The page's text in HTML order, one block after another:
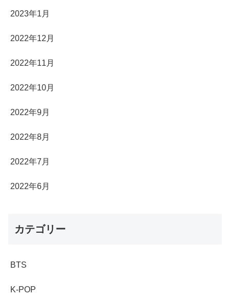
2023年1月
2022年12月
2022年11月
2022年10月
2022年9月
2022年8月
2022年7月
2022年6月
カテゴリー
BTS
K-POP